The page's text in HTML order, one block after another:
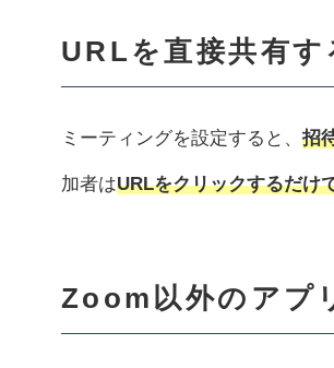
URLを直接共有す
ミーティングを設定すると、 招
加者はURLをクリックするだけ
Zoom以外のアプ